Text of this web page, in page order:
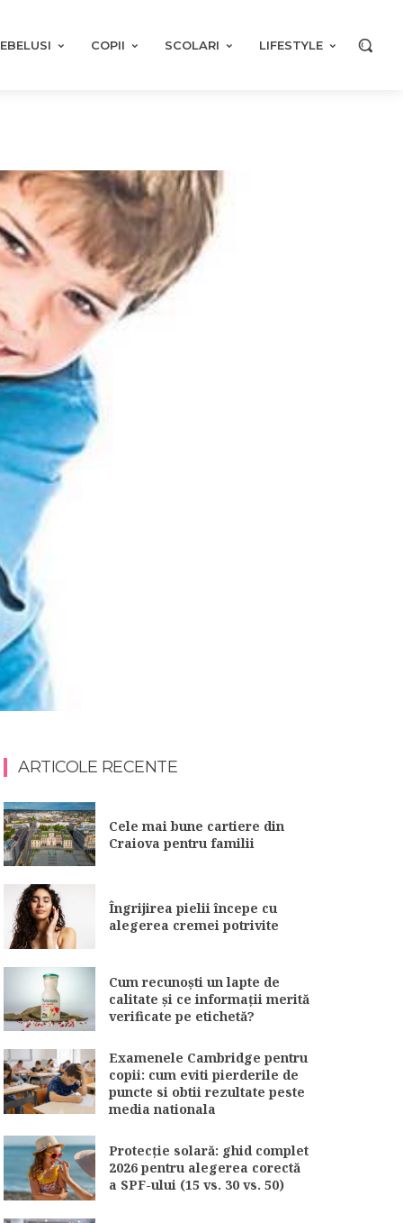
COPII SCOLARI LIFESTYLE
ARTICOLE RECENTE
Cele mai bune cartiere din
Craiova pentru familii
Îngrijirea pielii începe cu
alegerea cremei potrivite
Cum recunoști un lapte de
calitate și ce informații merită
verificate pe etichetă?
Examenele Cambridge pentru
copii: cum eviti pierderile de
puncte si obtii rezultate peste
media nationala
Protecție solară: ghid complet
2026 pentru alegerea corectă
a SPF-ului (15 vs. 30 vs. 50)